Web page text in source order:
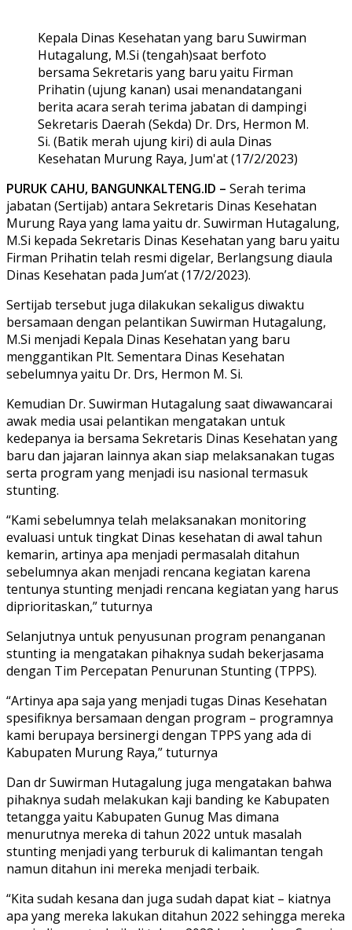
Kepala Dinas Kesehatan yang baru Suwirman
Hutagalung, M.Si (tengah)saat berfoto
bersama Sekretaris yang baru yaitu Firman
Prihatin (ujung kanan) usai menandatangani
berita acara serah terima jabatan di dampingi
Sekretaris Daerah (Sekda) Dr. Drs, Hermon M.
Si. (Batik merah ujung kiri) di aula Dinas
Kesehatan Murung Raya, Jum'at (17/2/2023)
PURUK CAHU, BANGUNKALTENG.ID – Serah terima
jabatan (Sertijab) antara Sekretaris Dinas Kesehatan
Murung Raya yang lama yaitu dr. Suwirman Hutagalung,
M.Si kepada Sekretaris Dinas Kesehatan yang baru yaitu
Firman Prihatin telah resmi digelar, Berlangsung diaula
Dinas Kesehatan pada Jum’at (17/2/2023).
Sertijab tersebut juga dilakukan sekaligus diwaktu
bersamaan dengan pelantikan Suwirman Hutagalung,
M.Si menjadi Kepala Dinas Kesehatan yang baru
menggantikan Plt. Sementara Dinas Kesehatan
sebelumnya yaitu Dr. Drs, Hermon M. Si.
Kemudian Dr. Suwirman Hutagalung saat diwawancarai
awak media usai pelantikan mengatakan untuk
kedepanya ia bersama Sekretaris Dinas Kesehatan yang
baru dan jajaran lainnya akan siap melaksanakan tugas
serta program yang menjadi isu nasional termasuk
stunting.
“Kami sebelumnya telah melaksanakan monitoring
evaluasi untuk tingkat Dinas kesehatan di awal tahun
kemarin, artinya apa menjadi permasalah ditahun
sebelumnya akan menjadi rencana kegiatan karena
tentunya stunting menjadi rencana kegiatan yang harus
diprioritaskan,” tuturnya
Selanjutnya untuk penyusunan program penanganan
stunting ia mengatakan pihaknya sudah bekerjasama
dengan Tim Percepatan Penurunan Stunting (TPPS).
“Artinya apa saja yang menjadi tugas Dinas Kesehatan
spesifiknya bersamaan dengan program – programnya
kami berupaya bersinergi dengan TPPS yang ada di
Kabupaten Murung Raya,” tuturnya
Dan dr Suwirman Hutagalung juga mengatakan bahwa
pihaknya sudah melakukan kaji banding ke Kabupaten
tetangga yaitu Kabupaten Gunug Mas dimana
menurutnya mereka di tahun 2022 untuk masalah
stunting menjadi yang terburuk di kalimantan tengah
namun ditahun ini mereka menjadi terbaik.
“Kita sudah kesana dan juga sudah dapat kiat – kiatnya
apa yang mereka lakukan ditahun 2022 sehingga mereka